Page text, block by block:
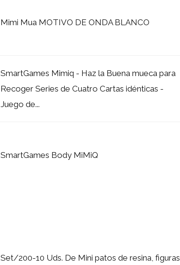
Mimi Mua MOTIVO DE ONDA BLANCO
SmartGames Mimiq - Haz la Buena mueca para
Recoger Series de Cuatro Cartas idénticas -
Juego de...
SmartGames Body MiMiQ
Set/200-10 Uds. De Mini patos de resina, figuras